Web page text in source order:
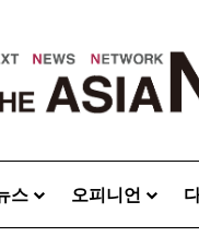
스 오피니언